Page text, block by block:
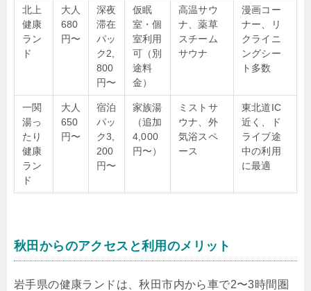
北上
健康
ラン
ド
大人
680
円〜
深夜
滞在
パッ
ク2,
800
円〜
仮眠
室・個
室利用
可（別
途料
金）
高温サウ
ナ、薬草
スチーム
サウナ
漫画コー
ナー、リ
クライニ
ングシー
ト多数
一関
湯っ
たり
健康
ラン
ド
大人
650
円〜
宿泊
パッ
ク3,
200
円〜
家族湯
（追加
4,000
円〜）
ミストサ
ウナ、外
気浴スペ
ース
東北道IC
近く、ド
ライブ途
中の利用
に最適
秋田からのアクセスと利用のメリット
岩手県の健康ランドは、秋田市内から車で2〜3時間圏